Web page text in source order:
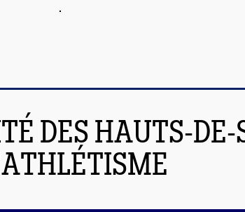
DES HAUTS-DE-